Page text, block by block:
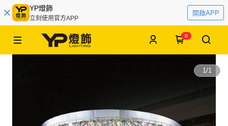
YP燈飾
立刻使用官方APP
開啟APP
0
1/1